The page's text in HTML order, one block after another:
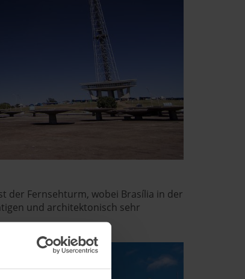
der Fernsehturm, wobei Brasília in der
und architektonisch sehr